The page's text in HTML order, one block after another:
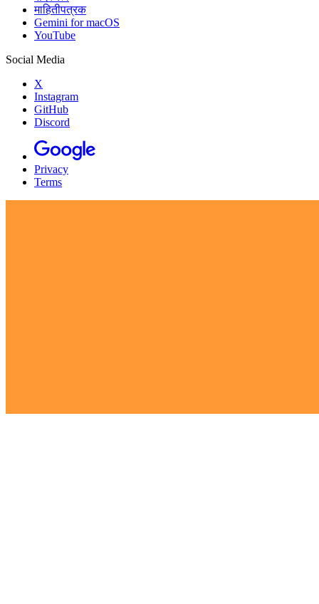
माहितीपत्रक
Gemini for macOS
YouTube
Social Media
X
Instagram
GitHub
Discord
Privacy
Terms